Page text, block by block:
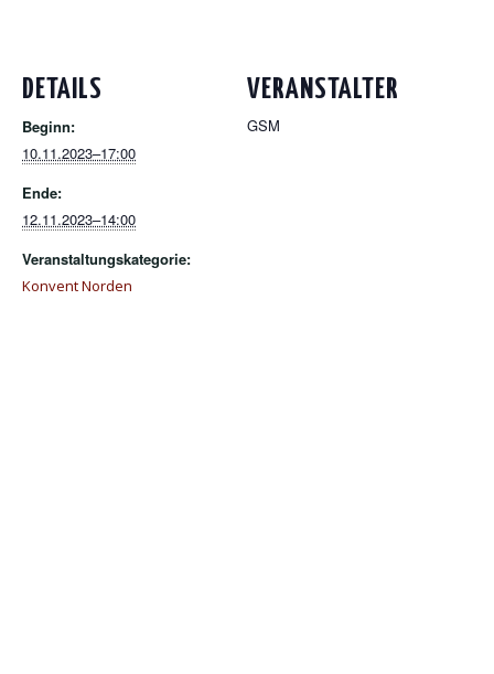
DETAILS
Beginn:
10.11.2023–17:00
Ende:
12.11.2023–14:00
Veranstaltungskategorie:
Konvent Norden
VERANSTALTER
GSM